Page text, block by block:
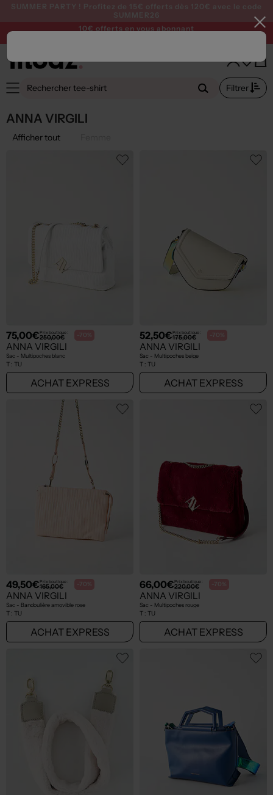
SUMMER PARTY ! Profitez de 15€ offerts dès 120€ avec le code
SUMMER26
10€ offerts en vous abonnant
Filtrer
ANNA VIRGILI
Afficher tout
75,00€Prix boutique :
250,00€ -70%
ANNA VIRGILI
Sac - Multipoches blanc
T : TU
ACHAT EXPRESS
52,50€Prix boutique :
175,00€ -70%
ANNA VIRGILI
Sac - Multipoches beige
T : TU
ACHAT EXPRESS
49,50€Prix boutique :
165,00€ -70%
ANNA VIRGILI
Sac - Bandoulière amovible rose
T : TU
ACHAT EXPRESS
66,00€Prix boutique :
220,00€ -70%
ANNA VIRGILI
Sac - Multipoches rouge
T : TU
ACHAT EXPRESS